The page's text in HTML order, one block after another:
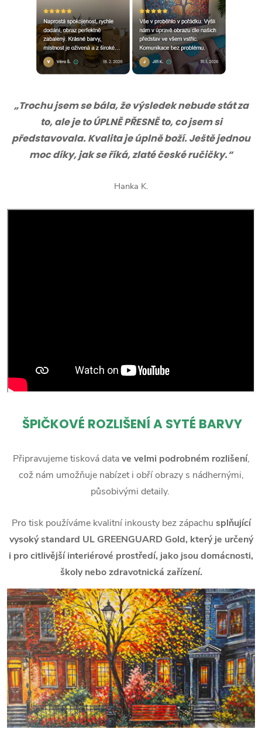
„Trochu jsem se bála, že výsledek nebude stát za
to, ale je to ÚPLNĚ PŘESNĚ to, co jsem si
představovala. Kvalita je úplně boží. Ještě jednou
moc díky, jak se říká, zlaté české ručičky.“
Hanka K.
ŠPIČKOVÉ ROZLIŠENÍ A SYTÉ BARVY
Připravujeme tisková datave velmi podrobném rozlišení,
což nám umožňuje nabízet i obří obrazy s nádhernými,
působivými detaily.
Pro tisk používáme kvalitní inkousty bez zápachu splňující
vysoký standard UL GREENGUARD Gold, který je určený
i pro citlivější interiérové prostředí, jako jsou domácnosti,
školy nebo zdravotnická zařízení.